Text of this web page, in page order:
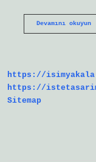
Devamını okuyun
https://
https://
Sitemap